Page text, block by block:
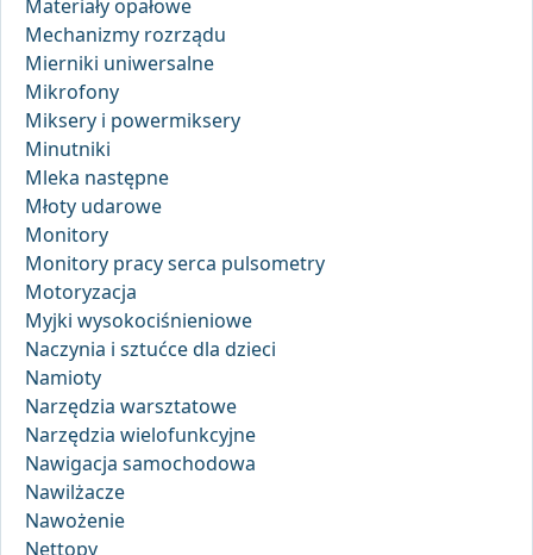
Materiały opałowe
Mechanizmy rozrządu
Mierniki uniwersalne
Mikrofony
Miksery i powermiksery
Minutniki
Mleka następne
Młoty udarowe
Monitory
Monitory pracy serca pulsometry
Motoryzacja
Myjki wysokociśnieniowe
Naczynia i sztućce dla dzieci
Namioty
Narzędzia warsztatowe
Narzędzia wielofunkcyjne
Nawigacja samochodowa
Nawilżacze
Nawożenie
Nettopy